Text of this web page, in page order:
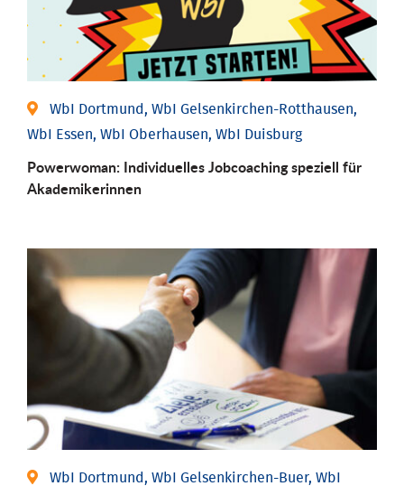
WbI Dortmund, WbI Gelsenkirchen-Rotthausen,
WbI Essen, WbI Oberhausen, WbI Duisburg
Powerwoman: Individu­elles Job­coaching speziell für
Aka­demiker­innen
WbI Dortmund, WbI Gelsenkirchen-Buer, WbI